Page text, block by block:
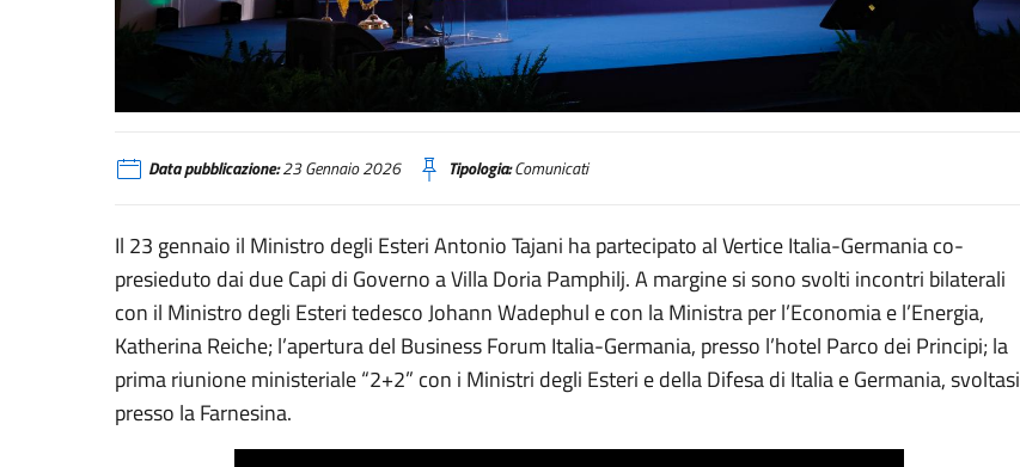
Italia Germania Tajani al Business Forum
Data pubblicazione:23 Gennaio 2026 Tipologia:Comunicati
Il 23 gennaio il Ministro degli Esteri Antonio Tajani ha partecipato al Vertice Italia-Germania co-
presieduto dai due Capi di Governo a Villa Doria Pamphilj. A margine si sono svolti incontri bilaterali
con il Ministro degli Esteri tedesco Johann Wadephul e con la Ministra per l’Economia e l’Energia,
Katherina Reiche; l’apertura del Business Forum Italia-Germania, presso l’hotel Parco dei Principi; la
prima riunione ministeriale “2+2” con i Ministri degli Esteri e della Difesa di Italia e Germania, svoltasi
presso la Farnesina.